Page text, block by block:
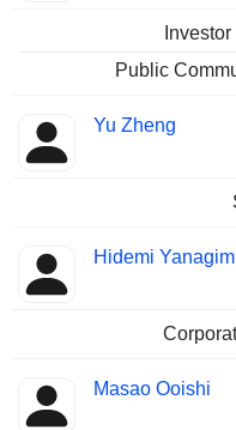
Public
Yu Zheng
Hidemi
Masao Ooishi